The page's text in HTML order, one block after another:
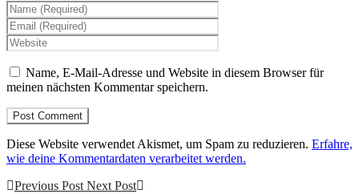
Name, E-Mail-Adresse und Website in diesem Browser für
meinen nächsten Kommentar speichern.
Diese Website verwendet Akismet, um Spam zu reduzieren. Erfahre,
wie deine Kommentardaten verarbeitet werden.
Previous Post Next Post